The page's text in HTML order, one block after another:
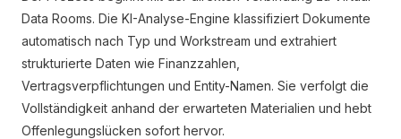
Data Rooms. Die KI-Analyse-Engine klassifiziert Dokumente
automatisch nach Typ und Workstream und extrahiert
strukturierte Daten wie Finanzzahlen,
Vertragsverpflichtungen und Entity-Namen. Sie verfolgt die
Vollständigkeit anhand der erwarteten Materialien und hebt
Offenlegungslücken sofort hervor.